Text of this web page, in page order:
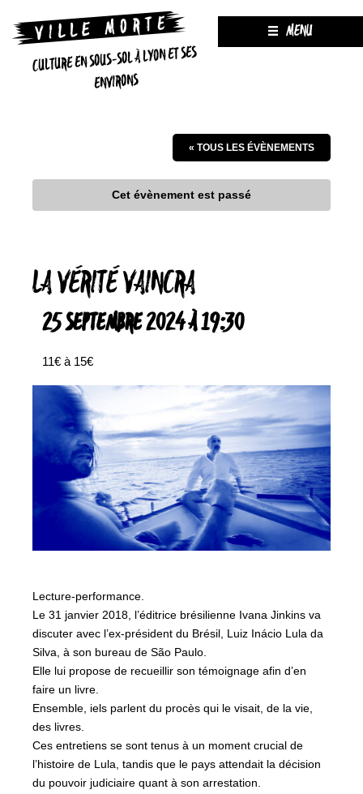
CULTURE EN SOUS-SOL À LYON ET SES
ENVIRONS
MENU
« TOUS LES ÉVÈNEMENTS
Cet évènement est passé
LA VÉRITÉ VAINCRA
25 SEPTEMBRE 2024 À 19:30
11€ à 15€
Lecture-performance.
Le 31 janvier 2018, l’éditrice brésilienne Ivana Jinkins va
discuter avec l’ex-président du Brésil, Luiz Inácio Lula da
Silva, à son bureau de São Paulo.
Elle lui propose de recueillir son témoignage afin d’en
faire un livre.
Ensemble, iels parlent du procès qui le visait, de la vie,
des livres.
Ces entretiens se sont tenus à un moment crucial de
l’histoire de Lula, tandis que le pays attendait la décision
du pouvoir judiciaire quant à son arrestation.